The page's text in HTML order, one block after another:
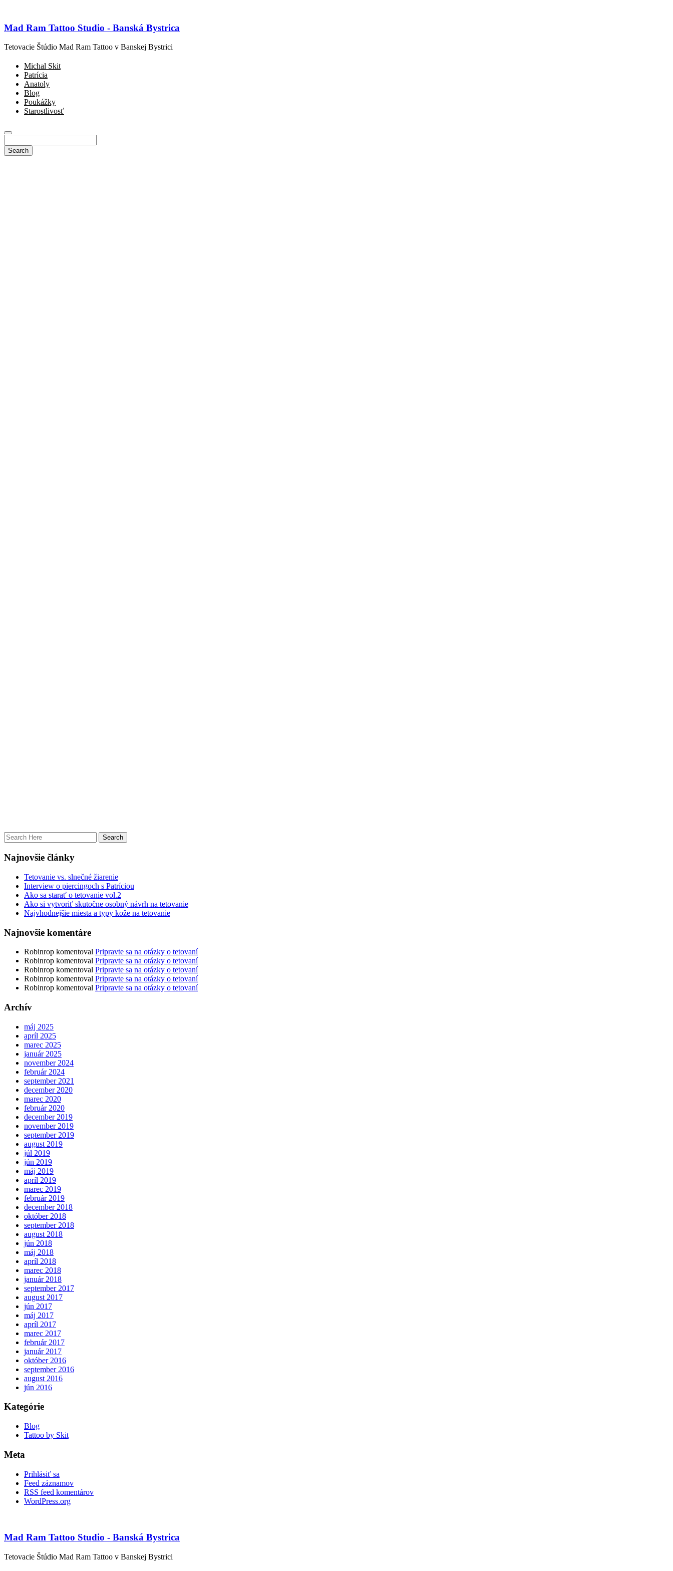
Mad Ram Tattoo Studio - Banská Bystrica
Tetovacie Štúdio Mad Ram Tattoo v Banskej Bystrici
Michal Skit
Patrícia
Anatoly
Blog
Poukážky
Starostlivosť
Najnovšie články
Tetovanie vs. slnečné žiarenie
Interview o piercingoch s Patríciou
Ako sa starať o tetovanie vol.2
Ako si vytvoriť skutočne osobný návrh na tetovanie
Najvhodnejšie miesta a typy kože na tetovanie
Najnovšie komentáre
Robinrop komentoval Pripravte sa na otázky o tetovaní
Robinrop komentoval Pripravte sa na otázky o tetovaní
Robinrop komentoval Pripravte sa na otázky o tetovaní
Robinrop komentoval Pripravte sa na otázky o tetovaní
Robinrop komentoval Pripravte sa na otázky o tetovaní
Archív
máj 2025
apríl 2025
marec 2025
január 2025
november 2024
február 2024
september 2021
december 2020
marec 2020
február 2020
december 2019
november 2019
september 2019
august 2019
júl 2019
jún 2019
máj 2019
apríl 2019
marec 2019
február 2019
december 2018
október 2018
september 2018
august 2018
jún 2018
máj 2018
apríl 2018
marec 2018
január 2018
september 2017
august 2017
jún 2017
máj 2017
apríl 2017
marec 2017
február 2017
január 2017
október 2016
september 2016
august 2016
jún 2016
Kategórie
Blog
Tattoo by Skit
Meta
Prihlásiť sa
Feed záznamov
RSS feed komentárov
WordPress.org
Mad Ram Tattoo Studio - Banská Bystrica
Tetovacie Štúdio Mad Ram Tattoo v Banskej Bystrici